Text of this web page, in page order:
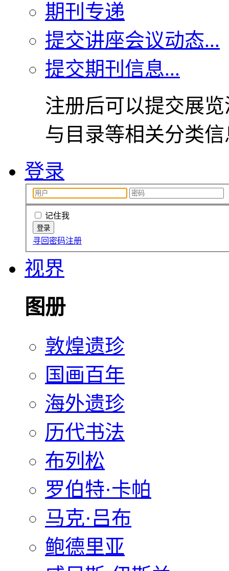
期刊专递
提交讲座会议动态...
提交期刊信息...
注册后可以提交展
与目录等相关分类
登录
记住我
寻回密码注册
视界
图册
敦煌遗珍
国画百年
海外遗珍
历代书法
布列松
罗伯特·卡帕
马克·吕布
鲍德里亚